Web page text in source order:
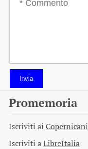
Invia
Promemoria
Iscriviti ai Copernicani
Iscriviti aLibreItalia